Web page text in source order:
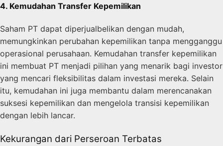
4. Kemudahan Transfer Kepemilikan
Saham PT dapat diperjualbelikan dengan mudah,
memungkinkan perubahan kepemilikan tanpa mengganggu
operasional perusahaan. Kemudahan transfer kepemilikan
ini membuat PT menjadi pilihan yang menarik bagi investor
yang mencari fleksibilitas dalam investasi mereka. Selain
itu, kemudahan ini juga membantu dalam merencanakan
suksesi kepemilikan dan mengelola transisi kepemilikan
dengan lebih lancar.
Kekurangan dari Perseroan Terbatas